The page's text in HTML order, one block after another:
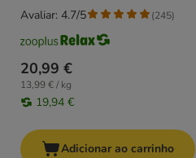
20,99 €
13,99 € / kg
19,94 €
Avaliar: 4.7/5 (245)
Adicionar ao carrinho